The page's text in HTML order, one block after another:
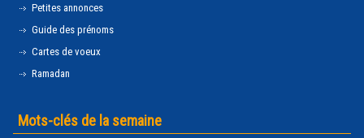
Petites annonces
Guide des prénoms
Cartes de voeux
Ramadan
Mots-clés de la semaine